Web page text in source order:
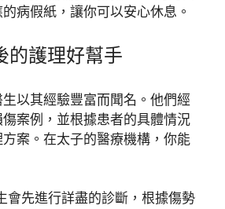
病假紙，讓你可以安心休息。
的護理好幫手
以其經驗豐富而聞名。他們經
案例，並根據患者的具體情況
案。在太子的醫療機構，你能
會先進行詳盡的診斷，根據傷勢